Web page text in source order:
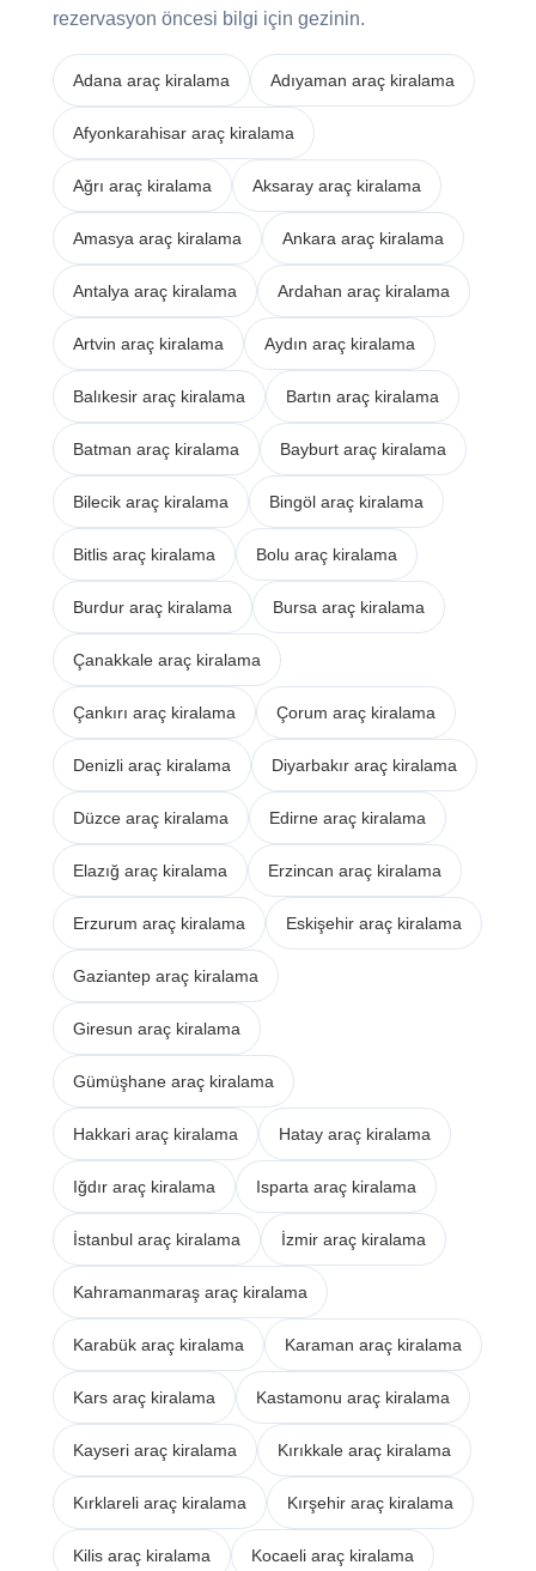
rezervasyon öncesi bilgi için gezinin.
Adana araç kiralama Adıyaman araç kiralama
Afyonkarahisar araç kiralama
Ağrı araç kiralama Aksaray araç kiralama
Amasya araç kiralama Ankara araç kiralama
Antalya araç kiralama Ardahan araç kiralama
Artvin araç kiralama Aydın araç kiralama
Balıkesir araç kiralama Bartın araç kiralama
Batman araç kiralama Bayburt araç kiralama
Bilecik araç kiralama Bingöl araç kiralama
Bitlis araç kiralama Bolu araç kiralama
Burdur araç kiralama Bursa araç kiralama
Çanakkale araç kiralama
Çankırı araç kiralama Çorum araç kiralama
Denizli araç kiralama Diyarbakır araç kiralama
Düzce araç kiralama Edirne araç kiralama
Elazığ araç kiralama Erzincan araç kiralama
Erzurum araç kiralama Eskişehir araç kiralama
Gaziantep araç kiralama
Giresun araç kiralama
Gümüşhane araç kiralama
Hakkari araç kiralama Hatay araç kiralama
Iğdır araç kiralama Isparta araç kiralama
İstanbul araç kiralama İzmir araç kiralama
Kahramanmaraş araç kiralama
Karabük araç kiralama Karaman araç kiralama
Kars araç kiralama Kastamonu araç kiralama
Kayseri araç kiralama Kırıkkale araç kiralama
Kırklareli araç kiralama Kırşehir araç kiralama
Kilis araç kiralama Kocaeli araç kiralama